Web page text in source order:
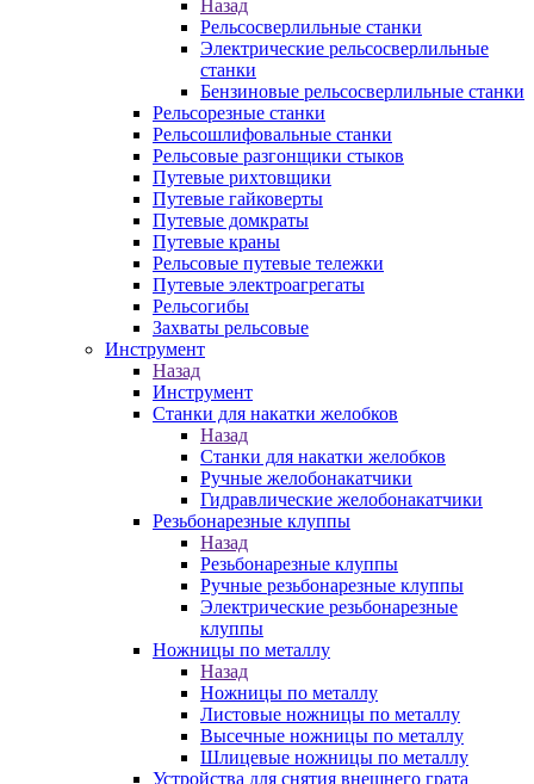
Назад
Рельсосверлильные станки
Электрические рельсосверлильные
станки
Бензиновые рельсосверлильные станки
Рельсорезные станки
Рельсошлифовальные станки
Рельсовые разгонщики стыков
Путевые рихтовщики
Путевые гайковерты
Путевые домкраты
Путевые краны
Рельсовые путевые тележки
Путевые электроагрегаты
Рельсогибы
Захваты рельсовые
Инструмент
Назад
Инструмент
Станки для накатки желобков
Назад
Станки для накатки желобков
Ручные желобонакатчики
Гидравлические желобонакатчики
Резьбонарезные клуппы
Назад
Резьбонарезные клуппы
Ручные резьбонарезные клуппы
Электрические резьбонарезные
клуппы
Ножницы по металлу
Назад
Ножницы по металлу
Листовые ножницы по металлу
Высечные ножницы по металлу
Шлицевые ножницы по металлу
Устройства для снятия внешнего грата